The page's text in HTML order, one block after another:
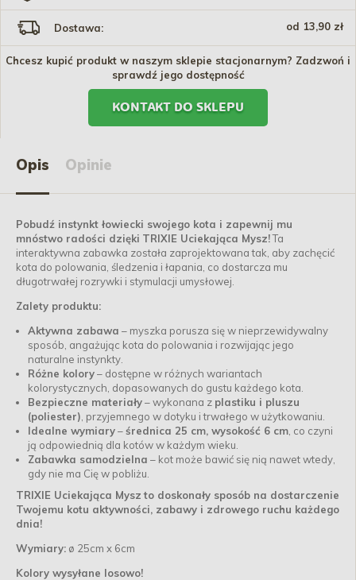
Dostawa: od 13,90 zł
Chcesz kupić produkt w naszym sklepie stacjonarnym? Zadzwoń i
sprawdź jego dostępność
KONTAKT DO SKLEPU
Opis Opinie
Pobudź instynkt łowiecki swojego kota i zapewnij mu
mnóstwo radości dzięki TRIXIE Uciekająca Mysz!Ta
interaktywna zabawka została zaprojektowana tak, aby zachęcić
kota do polowania, śledzenia i łapania, co dostarcza mu
długotrwałej rozrywki i stymulacji umysłowej.
Zalety produktu:
Aktywna zabawa – myszka porusza się w nieprzewidywalny
sposób, angażując kota do polowania i rozwijając jego
naturalne instynkty.
Różne kolory– dostępne w różnych wariantach
kolorystycznych, dopasowanych do gustu każdego kota.
Bezpieczne materiały– wykonana z plastiku i pluszu
(poliester) , przyjemnego w dotyku i trwałego w użytkowaniu.
Idealne wymiary–średnica 25 cm, wysokość 6 cm , co czyni
ją odpowiednią dla kotów w każdym wieku.
Zabawka samodzielna – kot może bawić się nią nawet wtedy,
gdy nie ma Cię w pobliżu.
TRIXIE Uciekająca Mysz to doskonały sposób na dostarczenie
Twojemu kotu aktywności, zabawy i zdrowego ruchu każdego
dnia!
Wymiary: ø 25cm x 6cm
Kolory wysyłane losowo!